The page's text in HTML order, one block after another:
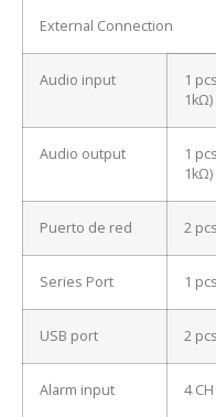
External Connection
Audio input
1
1kΩ)
Audio output
1
1kΩ)
Puerto de red 2
Series Port 1
USB port 2
Alarm input 4 CH